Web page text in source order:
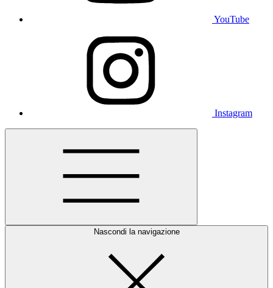
YouTube
Instagram
Nascondi la navigazione